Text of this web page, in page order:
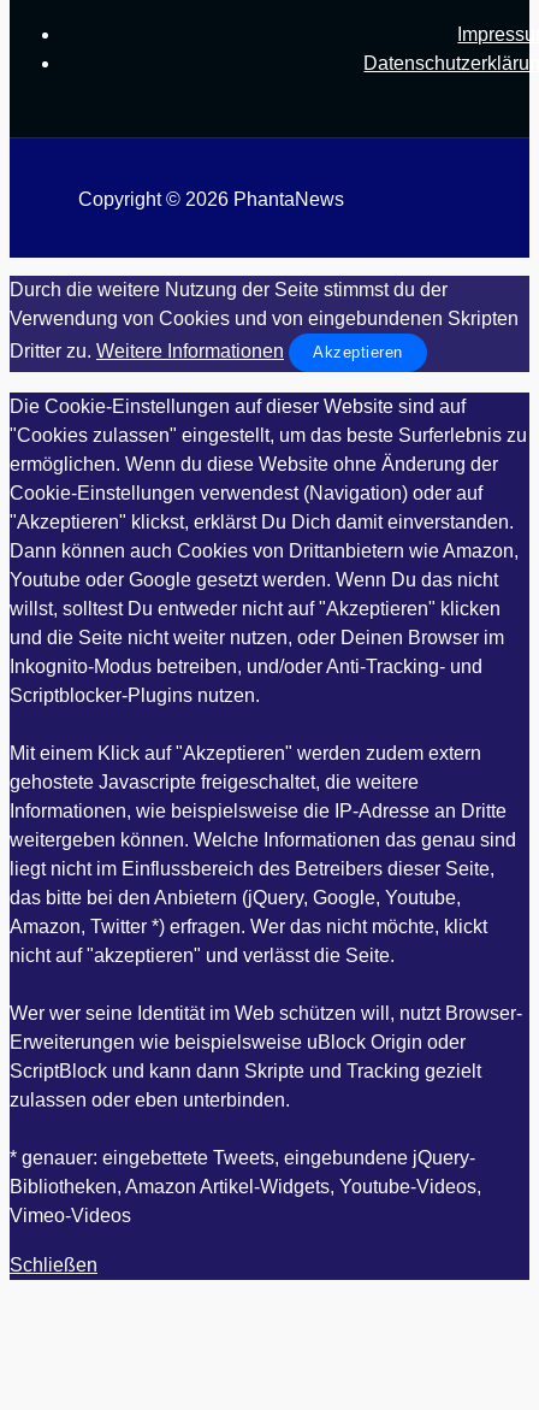
Copyright © 2026 PhantaNews
Durch die weitere Nutzung der Seite stimmst du der
Verwendung von Cookies und von eingebundenen Skripten
Dritter zu. Weitere Informationen Akzeptieren
Die Cookie-Einstellungen auf dieser Website sind auf
"Cookies zulassen" eingestellt, um das beste Surferlebnis zu
ermöglichen. Wenn du diese Website ohne Änderung der
Cookie-Einstellungen verwendest (Navigation) oder auf
"Akzeptieren" klickst, erklärst Du Dich damit einverstanden.
Dann können auch Cookies von Drittanbietern wie Amazon,
Youtube oder Google gesetzt werden. Wenn Du das nicht
willst, solltest Du entweder nicht auf "Akzeptieren" klicken
und die Seite nicht weiter nutzen, oder Deinen Browser im
Inkognito-Modus betreiben, und/oder Anti-Tracking- und
Scriptblocker-Plugins nutzen.
Mit einem Klick auf "Akzeptieren" werden zudem extern
gehostete Javascripte freigeschaltet, die weitere
Informationen, wie beispielsweise die IP-Adresse an Dritte
weitergeben können. Welche Informationen das genau sind
liegt nicht im Einflussbereich des Betreibers dieser Seite,
das bitte bei den Anbietern (jQuery, Google, Youtube,
Amazon, Twitter *) erfragen. Wer das nicht möchte, klickt
nicht auf "akzeptieren" und verlässt die Seite.
Wer wer seine Identität im Web schützen will, nutzt Browser-
Erweiterungen wie beispielsweise uBlock Origin oder
ScriptBlock und kann dann Skripte und Tracking gezielt
zulassen oder eben unterbinden.
* genauer: eingebettete Tweets, eingebundene jQuery-
Bibliotheken, Amazon Artikel-Widgets, Youtube-Videos,
Vimeo-Videos
Schließen